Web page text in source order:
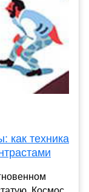
как техника